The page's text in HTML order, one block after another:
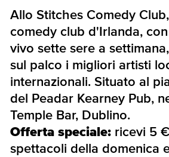
Allo Stitches Comedy
comedy club d'Irlanda,
vivo sette sere a
sul palco i migliori artisti
internazionali. Situato al
del Peadar Kearney Pub,
Temple Bar, Dublino.
Offerta speciale: ricevi 5
spettacoli della domenica